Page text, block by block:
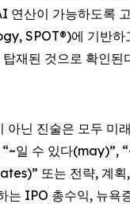
산이 가능하도록
에 기반하
재된 것으로 확인된
닌 진술은 모두
일 수 있다(may)”,
또는 전략, 계획
IPO 총수익, 뉴